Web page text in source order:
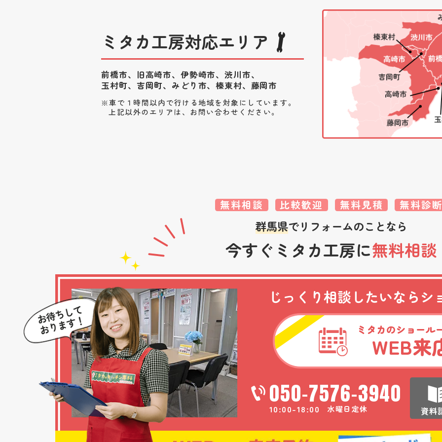
ミタカ工房対応エリア
前橋市、旧高崎市、伊勢崎市、渋川市、
玉村町、 吉岡町、みどり市、榛東村、藤岡市
車で１時間以内で行ける地域を対象にしています。
上記以外のエリアは、お問い合わせください。
無料相談 比較歓迎 無料見積 無料診
群馬県でリフォームのことなら
今すぐミタカ工房に無料相談
じっくり相談したいなら シ
ミタカのショール
WEB来
050-7576-3940
10:00-18:00 水曜日定休 資料